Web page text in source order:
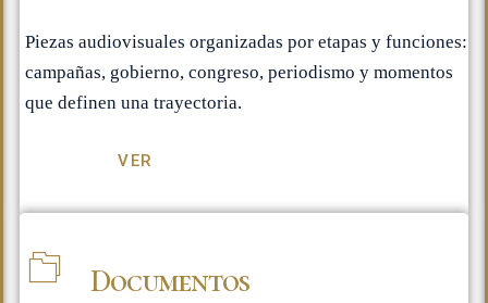
Piezas audiovisuales organizadas por etapas y funciones:
campañas, gobierno, congreso, periodismo y momentos
que definen una trayectoria.
VER
Documentos